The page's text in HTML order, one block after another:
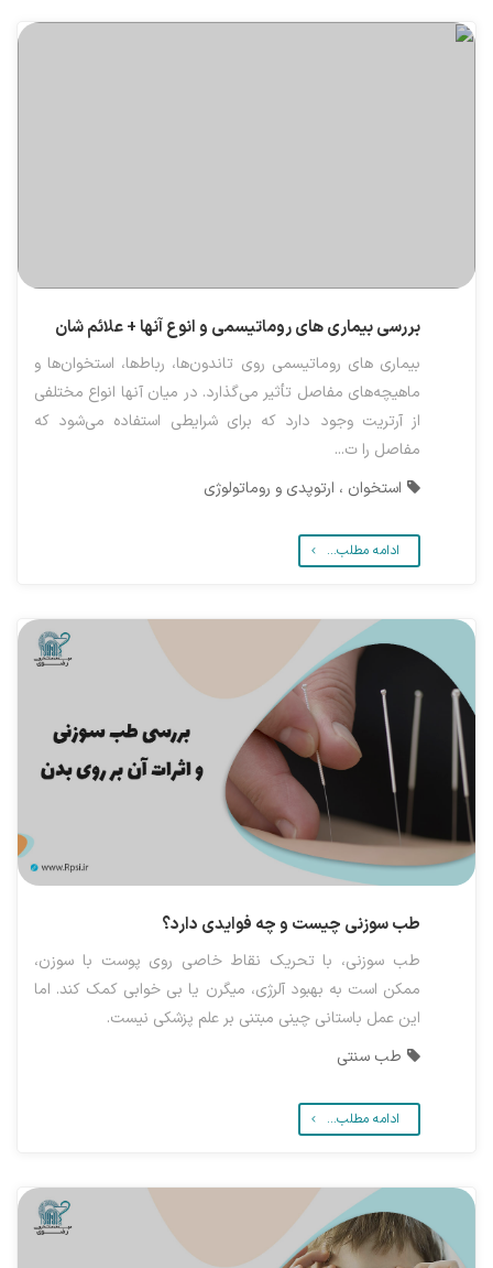
بررسی بیماری های روماتیسمی و انوع آنها + علائم شان
بیماری های روماتیسمی روی تاندون‌ها، رباط‌ها، استخوان‌ها و
ماهیچه‌های مفاصل تأثیر می‌گذارد. در میان آنها انواع مختلفی
از آرتریت وجود دارد که برای شرایطی استفاده می‌شود که
مفاصل را ت...
استخوان ، ارتوپدی و روماتولوژی
ادامه مطلب...
طب سوزنی چیست و چه فوایدی دارد؟
طب سوزنی، با تحریک نقاط خاصی روی پوست با سوزن،
ممکن است به بهبود آلرژی، میگرن یا بی خوابی کمک کند. اما
این عمل باستانی چینی مبتنی بر علم پزشکی نیست.
طب سنتی
ادامه مطلب...